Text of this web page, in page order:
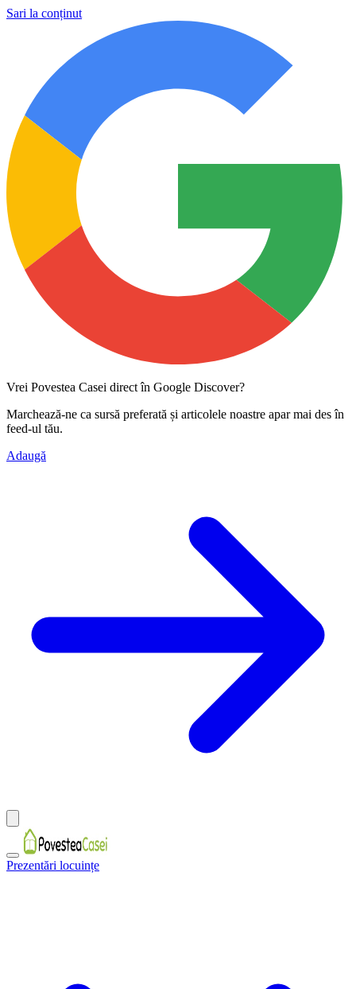
Sari la conținut
Vrei Povestea Casei direct în Google Discover?
Marchează-ne ca sursă preferată și articolele noastre apar mai des în
feed-ul tău.
Adaugă
Prezentări locuințe